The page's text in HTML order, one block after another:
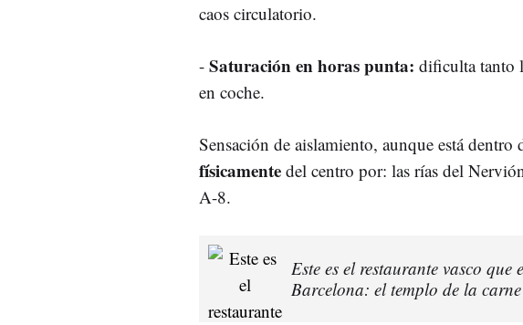
caos circulatorio.
- Saturación en horas punta: dificulta tanto
en coche.
Sensación de aislamiento, aunque está dentro
físicamente del centro por: las rías del
A-8.
Este es el restaurante vasco
Barcelona: el templo de la